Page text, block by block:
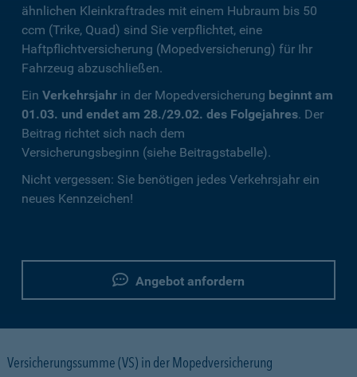
ähnlichen Kleinkraftrades mit einem Hubraum bis 50
ccm (Trike, Quad) sind Sie verpflichtet, eine
Haftpflichtversicherung (Mopedversicherung) für Ihr
Fahrzeug abzuschließen.
Ein Verkehrsjahr in der Mopedversicherung beginnt am
01.03. und endet am 28./29.02. des Folgejahres. Der
Beitrag richtet sich nach dem
Versicherungsbeginn (siehe Beitragstabelle).
Nicht vergessen: Sie benötigen jedes Verkehrsjahr ein
neues Kennzeichen!
Angebot anfordern
Versicherungssumme (VS) in der Mopedversicherung